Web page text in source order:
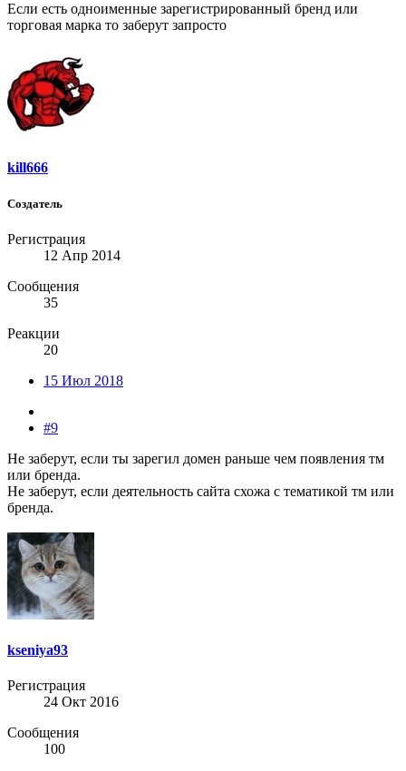
Если есть одноименные зарегистрированный бренд или
торговая марка то заберут запросто
kill666
Создатель
Регистрация
12 Апр 2014
Сообщения
35
Реакции
20
15 Июл 2018
#9
Не заберут, если ты зарегил домен раньше чем появления тм
или бренда.
Не заберут, если деятельность сайта схожа с тематикой тм или
бренда.
kseniya93
Регистрация
24 Окт 2016
Сообщения
100